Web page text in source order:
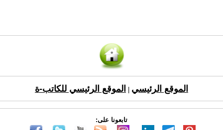
الموقع الرئيسي الموقع الرئيسي للكاتب-ة
تابعونا على: